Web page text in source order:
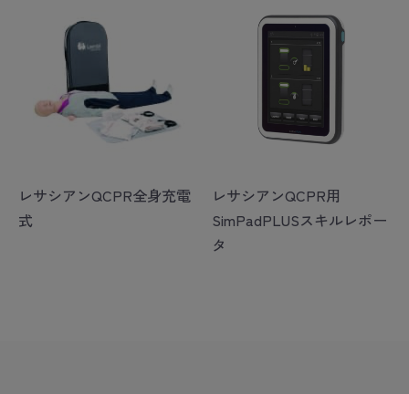
レサシアンQCPR全身充電
式
レサシアンQCPR用
SimPadPLUSスキルレポー
タ